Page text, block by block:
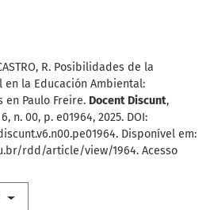
R. Posibilidades de la
la Educación Ambiental:
en Paulo Freire. Docent Discunt,
n. 00, p. e01964, 2025. DOI:
Disponível em:
rdd/article/view/1964. Acesso